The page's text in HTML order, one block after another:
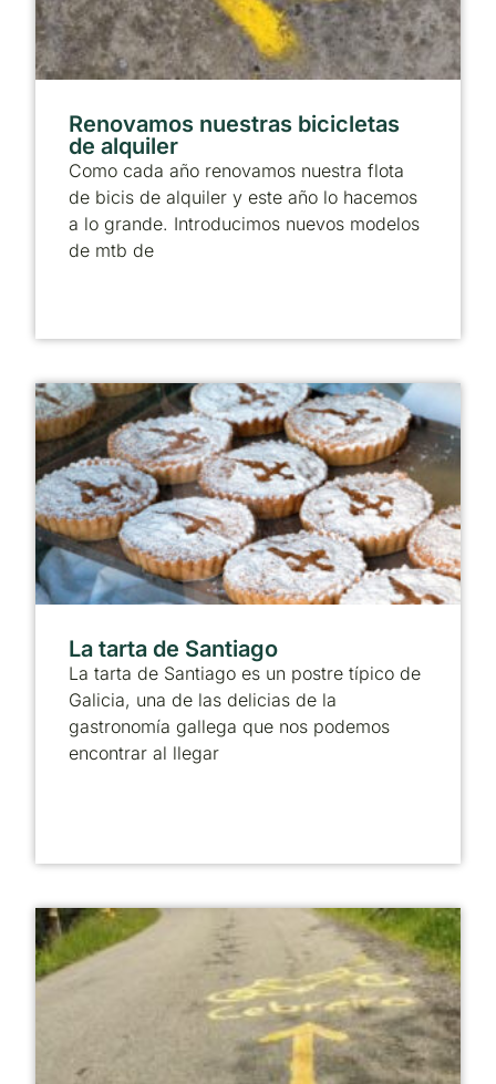
Renovamos nuestras bicicletas
de alquiler
Como cada año renovamos nuestra flota
de bicis de alquiler y este año lo hacemos
a lo grande. Introducimos nuevos modelos
de mtb de
La tarta de Santiago
La tarta de Santiago es un postre típico de
Galicia, una de las delicias de la
gastronomía gallega que nos podemos
encontrar al llegar